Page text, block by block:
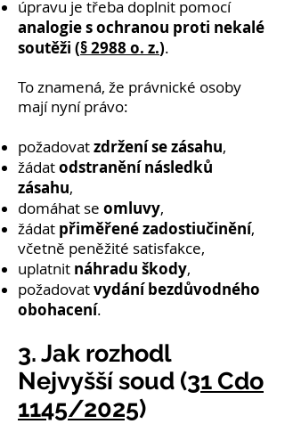
úpravu je třeba doplnit pomocí
analogie s ochranou proti nekalé
soutěži (§ 2988 o. z.).
To znamená, že právnické osoby
mají nyní právo:
požadovatzdržení se zásahu,
žádatodstranění následků
zásahu,
domáhat se omluvy,
žádat přiměřené zadostiučinění,
včetně peněžité satisfakce,
uplatnit náhradu škody,
požadovatvydání bezdůvodného
obohacení.
3. Jak rozhodl
Nejvyšší soud (31 Cdo
1145/2025)